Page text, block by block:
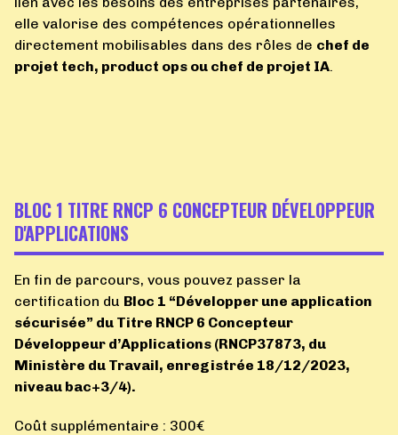
elle valorise des compétences opérationnelles
directement mobilisables dans des rôles de chef de
projet tech, product ops ou chef de projet IA.
BLOC 1 TITRE RNCP 6 CONCEPTEUR DÉVELOPPEUR
D'APPLICATIONS
En fin de parcours, vous pouvez passer la
certification du Bloc 1 “Développer une application
sécurisée” du Titre RNCP 6 Concepteur
Développeur d’Applications (RNCP37873, du
Ministère du Travail, enregistrée 18/12/2023,
niveau bac+3/4).
Coût supplémentaire : 300€